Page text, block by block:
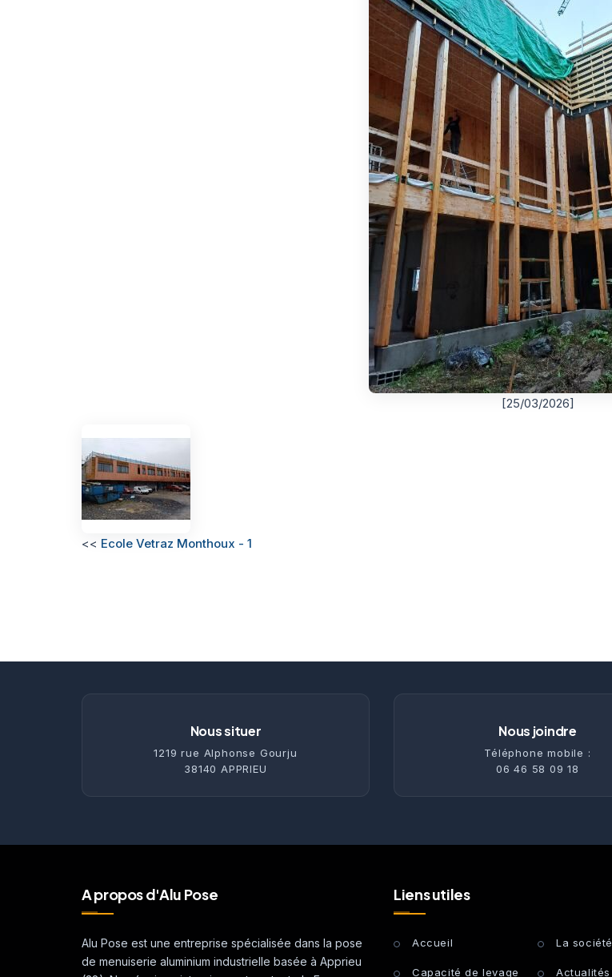
[25/03/2026]
<< Ecole Vetraz Monthoux - 1
Nous situer
1219 rue Alphonse Gourju
38140 APPRIEU
Nous joindre
Téléphone mobile :
06 46 58 09 18
A propos d'Alu Pose
Alu Pose est une entreprise spécialisée dans la pose
de menuiserie aluminium industrielle basée à Apprieu
Liens utiles
Accueil La société
Capacité de levage Actualités